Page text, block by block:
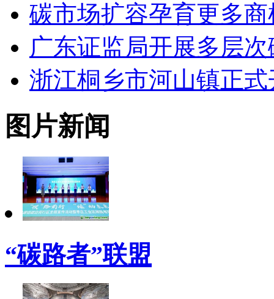
碳市场扩容孕育更多商
广东证监局开展多层
浙江桐乡市河山镇正
图片新闻
“碳路者”联盟